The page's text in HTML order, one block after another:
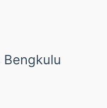
Bengkulu